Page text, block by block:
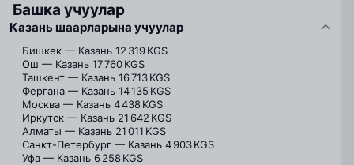
Башка учуулар
Казань шаарларына учуулар
Бишкек — Казань 12 319 KGS
Ош — Казань 17 760 KGS
Ташкент — Казань 16 713 KGS
Фергана — Казань 14 135 KGS
Москва — Казань 4 438 KGS
Иркутск — Казань 21 642 KGS
Алматы — Казань 21 011 KGS
Санкт-Петербург — Казань 4 903 KGS
Уфа — Казань 6 258 KGS